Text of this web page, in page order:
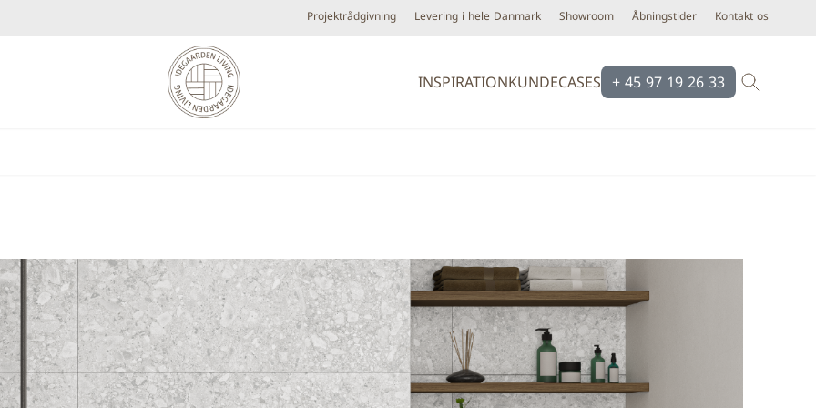
Projektrådgivning Levering i hele Danmark Showroom Åbningstider Kontakt os
Metal look Små fliser
Florim
Fondovalle
Keope
Novabell
Pastorelli
Construx
Dansani
Dialux
d line
Form & Refine
Nyheder
Bestsellers
Forhandlere
INSPIRATIONKUNDECASES + 45 97 19 26 33